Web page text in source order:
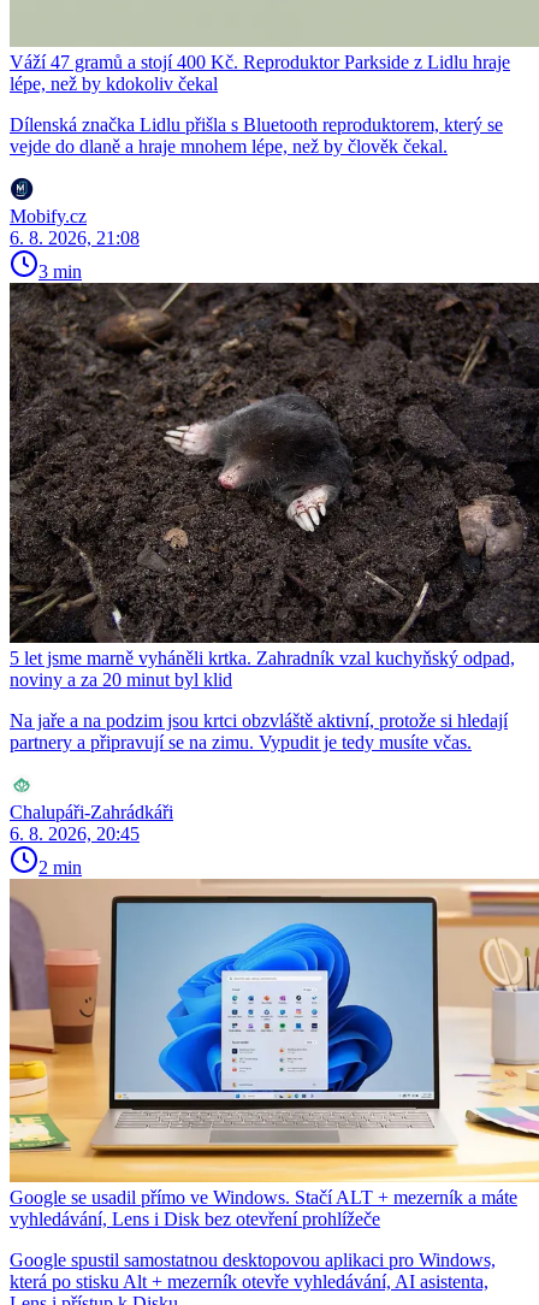
Váží 47 gramů a stojí 400 Kč. Reproduktor Parkside z Lidlu hraje
lépe, než by kdokoliv čekal
Dílenská značka Lidlu přišla s Bluetooth reproduktorem, který se
vejde do dlaně a hraje mnohem lépe, než by člověk čekal.
Mobify.cz
6. 8. 2026, 21:08
3 min
5 let jsme marně vyháněli krtka. Zahradník vzal kuchyňský odpad,
noviny a za 20 minut byl klid
Na jaře a na podzim jsou krtci obzvláště aktivní, protože si hledají
partnery a připravují se na zimu. Vypudit je tedy musíte včas.
Chalupáři-Zahrádkáři
6. 8. 2026, 20:45
2 min
Google se usadil přímo ve Windows. Stačí ALT + mezerník a máte
vyhledávání, Lens i Disk bez otevření prohlížeče
Google spustil samostatnou desktopovou aplikaci pro Windows,
která po stisku Alt + mezerník otevře vyhledávání, AI asistenta,